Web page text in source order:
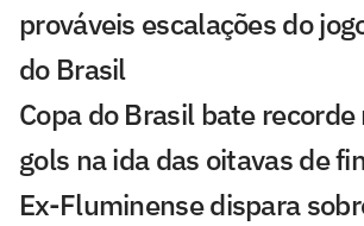
prováveis escalações do
do Brasil
Copa do Brasil bate
gols na ida das oitavas de
Ex-Fluminense dispara